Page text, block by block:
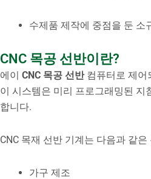
수제품 제작에 중점을 둔 소
CNC 목공 선반이란?
에이 CNC 목공 선반컴퓨터로 제어
이 시스템은 미리 프로그래밍된
합니다.
CNC 목재 선반 기계는 다음과 같
가구 제조